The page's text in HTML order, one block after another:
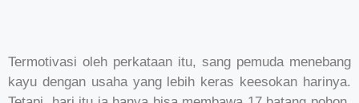
Termotivasi oleh perkataan itu, sang pemuda menebang
kayu dengan usaha yang lebih keras keesokan harinya.